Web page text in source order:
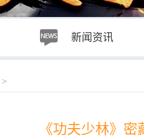
新闻资讯
>
《功夫少林》